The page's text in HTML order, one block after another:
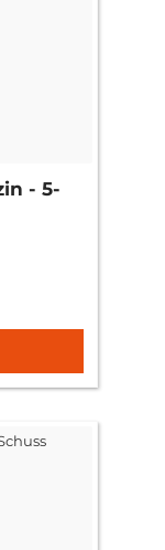
- 5-